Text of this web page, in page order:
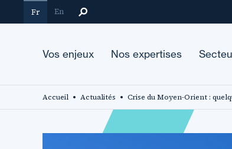
au
Fr En
Vos enjeux Nos expertises
Accueil Actualités Crise du Moyen-Orient :